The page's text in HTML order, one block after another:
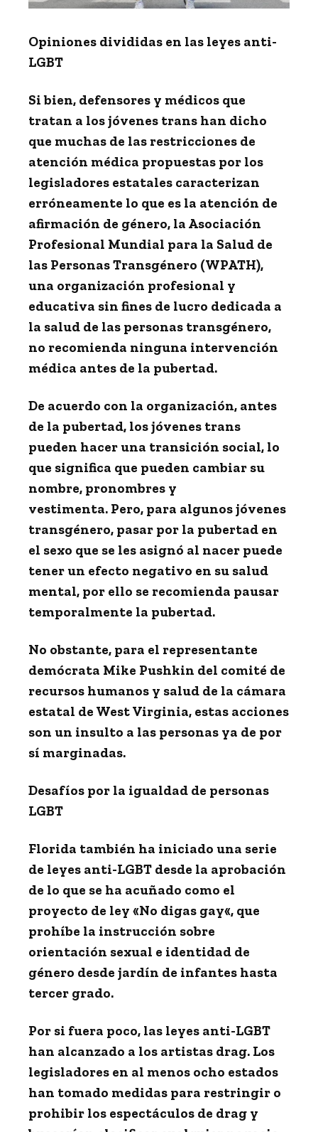
Opiniones divididas en las leyes anti-
LGBT
Si bien, defensores y médicos que
tratan a los jóvenes trans han dicho
que muchas de las restricciones de
atención médica propuestas por los
legisladores estatales caracterizan
erróneamente lo que es la atención de
afirmación de género, la Asociación
Profesional Mundial para la Salud de
las Personas Transgénero (WPATH),
una organización profesional y
educativa sin fines de lucro dedicada a
la salud de las personas transgénero,
no recomienda ninguna intervención
médica antes de la pubertad.
De acuerdo con la organización, antes
de la pubertad, los jóvenes trans
pueden hacer una transición social, lo
que significa que pueden cambiar su
nombre, pronombres y
vestimenta. Pero, para algunos jóvenes
transgénero, pasar por la pubertad en
el sexo que se les asignó al nacer puede
tener un efecto negativo en su salud
mental, por ello se recomienda pausar
temporalmente la pubertad.
No obstante, para el representante
demócrata Mike Pushkin del comité de
recursos humanos y salud de la cámara
estatal de West Virginia, estas acciones
son un insulto a las personas ya de por
sí marginadas.
Desafíos por la igualdad de personas
LGBT
Florida también ha iniciado una serie
de leyes anti-LGBT desde la aprobación
de lo que se ha acuñado como el
proyecto de ley «No digas gay«, que
prohíbe la instrucción sobre
orientación sexual e identidad de
género desde jardín de infantes hasta
tercer grado.
Por si fuera poco, las leyes anti-LGBT
han alcanzado a los artistas drag. Los
legisladores en al menos ocho estados
han tomado medidas para restringir o
prohibir los espectáculos de drag y